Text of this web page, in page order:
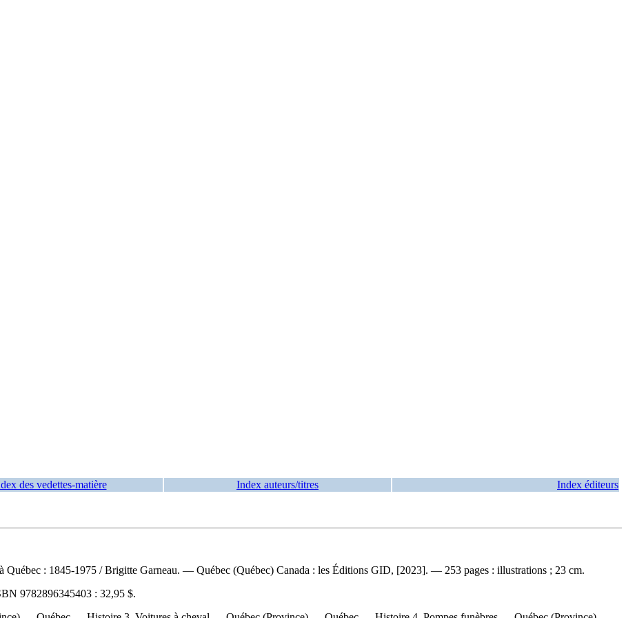
des vedettes-matière Index auteurs/titres Index éditeurs
Québec : 1845-1975 / Brigitte Garneau. — Québec (Québec) Canada : les Éditions GID, [2023]. — 253 pages : illustrations ; 23 cm.
9782896345403 : 32,95 $.